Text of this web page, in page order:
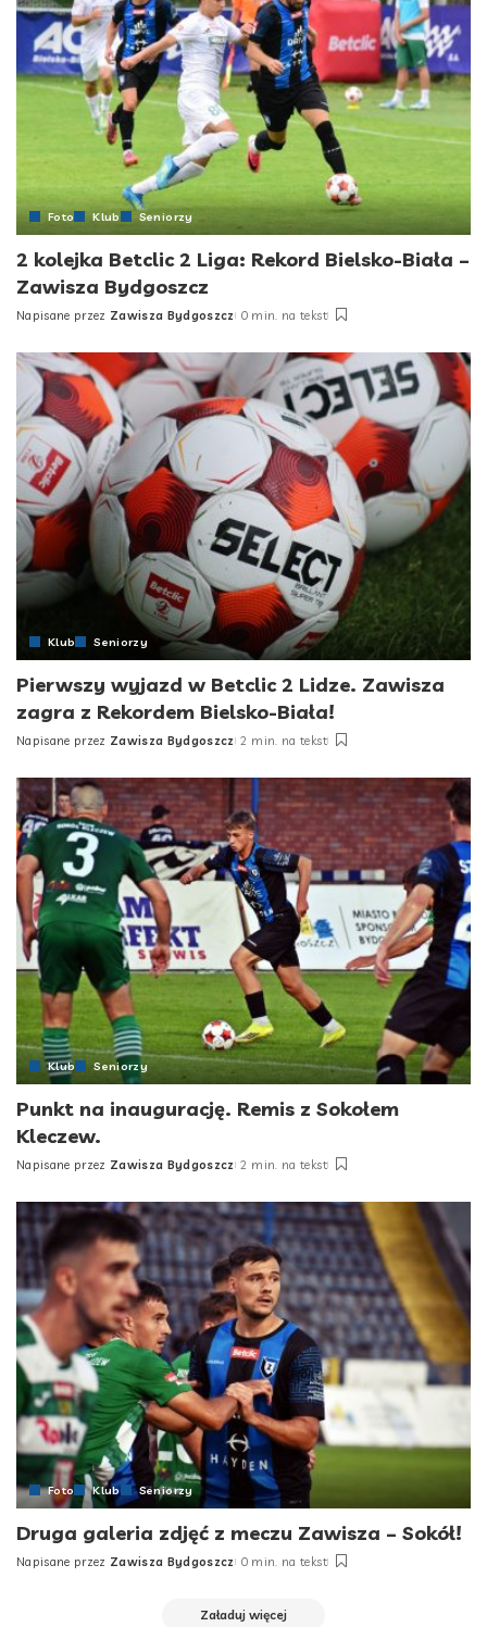
Foto Klub Seniorzy
2 kolejka Betclic 2 Liga: Rekord Bielsko-Biała –
Zawisza Bydgoszcz
Posted
Napisane przez Zawisza Bydgoszcz 0 min. na tekst
Klub Seniorzy
Pierwszy wyjazd w Betclic 2 Lidze. Zawisza
zagra z Rekordem Bielsko-Biała!
Posted
Napisane przez Zawisza Bydgoszcz 2 min. na tekst
Klub Seniorzy
Punkt na inaugurację. Remis z Sokołem
Kleczew.
Posted
Napisane przez Zawisza Bydgoszcz 2 min. na tekst
Foto Klub Seniorzy
Druga galeria zdjęć z meczu Zawisza – Sokół!
Posted
Napisane przez Zawisza Bydgoszcz 0 min. na tekst
Załaduj więcej